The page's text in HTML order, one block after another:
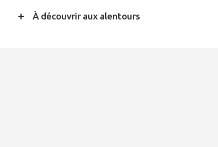
À découvrir aux alentours